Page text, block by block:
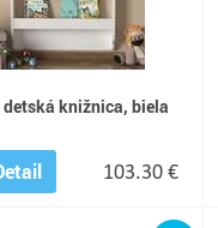
detská knižnica, biela
103.30 €